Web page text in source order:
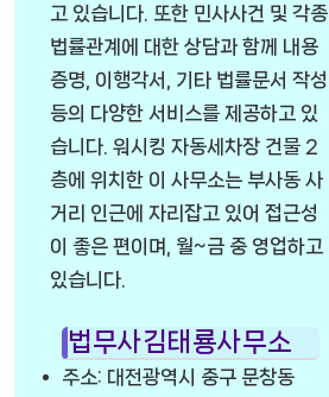
고 있습니다. 또한 민사사건 및 각종
법률관계에 대한 상담과 함께 내용
증명, 이행각서, 기타 법률문서 작성
등의 다양한 서비스를 제공하고 있
습니다. 워시킹 자동세차장 건물 2
층에 위치한 이 사무소는 부사동 사
거리 인근에 자리잡고 있어 접근성
이 좋은 편이며, 월~금 중 영업하고
있습니다.
법무사김태룡사무소
주소: 대전광역시 중구 문창동